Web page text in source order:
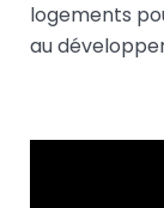
logements
au